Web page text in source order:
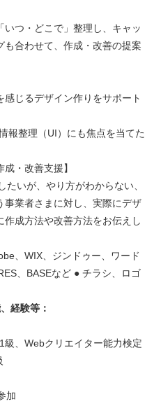
いつ・どこで」整理し、キャッ
合わせて、作成・改善の提案
じるデザイン作りをサポート
報整理（UI）にも焦点を当てた
・改善支援】
いが、やり方がわからない、
業者さまに対し、実際にデザ
成方法や改善方法をお伝えし
、WIX、ジンドゥー、ワード
、BASEなど ● チラシ、ロゴ
経験等：
、Webクリエイター能力検定
加